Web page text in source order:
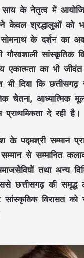
के नेतृत्व में
केवल श्रद्धालुओं को
के दर्शन का
गौरवशाली सांस्कृतिक
एकात्मताका भी
भी दिया कि
चेतना, आध्यात्मिक
दे रही है।
केपद्मश्री सम्मान
से सम्मानित
तथा अन्य
छत्तीसगढ़की समृद्ध
सांस्कृतिक विरासतको